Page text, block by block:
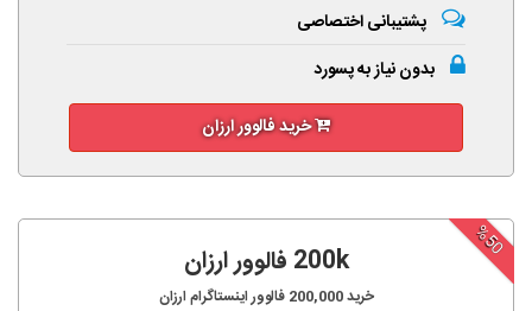
پشتیبانی اختصاصی
بدون نیاز به پسورد
خرید فالوور ارزان
%50
200k فالوور ارزان
خرید200,000 فالوور اینستاگرام ارزان